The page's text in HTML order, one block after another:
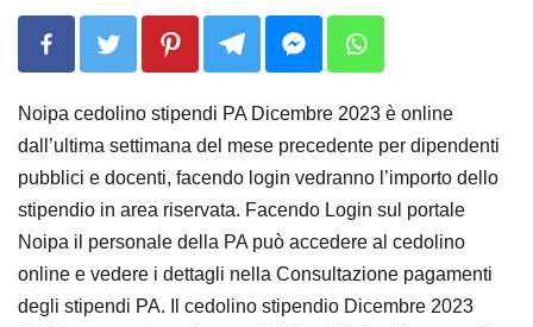
Noipa cedolino stipendi PA Dicembre 2023 è online
dall’ultima settimana del mese precedente per dipendenti
pubblici e docenti, facendo login vedranno l’importo dello
stipendio in area riservata. Facendo Login sul portale
Noipa il personale della PA può accedere al cedolino
online e vedere i dettagli nella Consultazione pagamenti
degli stipendi PA. Il cedolino stipendio Dicembre 2023